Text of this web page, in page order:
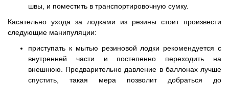
швы, и поместить в транспортировочную сумку.
Касательно ухода за лодками из резины стоит произвести
следующие манипуляции:
приступать к мытью резиновой лодки рекомендуется с
внутренней части и постепенно переходить на
внешнюю. Предварительно давление в баллонах лучше
спустить, такая мера позволит добраться до